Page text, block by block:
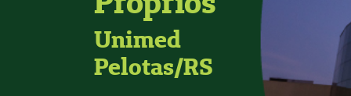
Unimed
Pelotas/RS